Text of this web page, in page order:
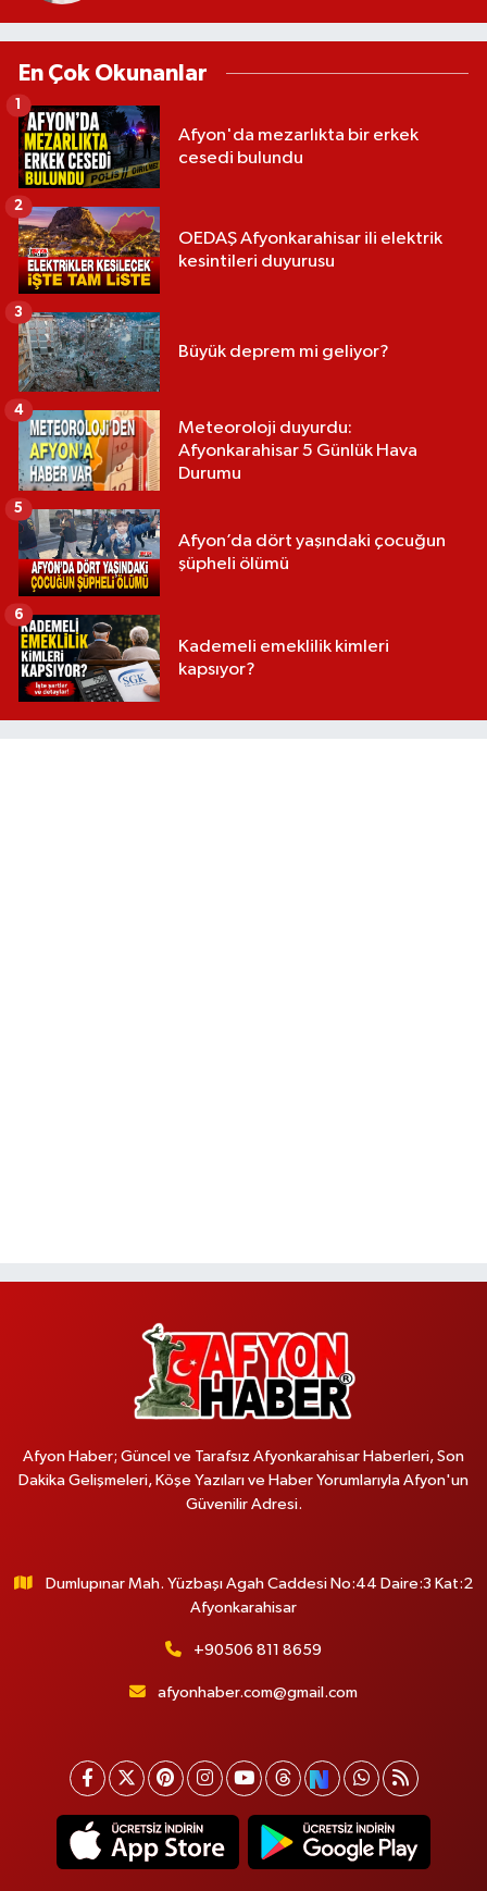
En Çok Okunanlar
Afyon'da mezarlıkta bir erkek
cesedi bulundu
1
OEDAŞ Afyonkarahisar ili elektrik
kesintileri duyurusu
2
Büyük deprem mi geliyor?
3
Meteoroloji duyurdu:
Afyonkarahisar 5 Günlük Hava
Durumu
4
Afyon’da dört yaşındaki çocuğun
şüpheli ölümü
5
Kademeli emeklilik kimleri
kapsıyor?
6
Afyon Haber; Güncel ve Tarafsız Afyonkarahisar Haberleri, Son
Dakika Gelişmeleri, Köşe Yazıları ve Haber Yorumlarıyla Afyon'un
Güvenilir Adresi.
Dumlupınar Mah. Yüzbaşı Agah Caddesi No:44 Daire:3 Kat:2
Afyonkarahisar
+90506 811 8659
afyonhaber.com@gmail.com